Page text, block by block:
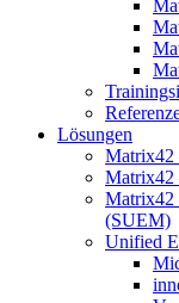
Lösungen
Matrix42
Matrix42
Matrix42
(SUEM)
Unified